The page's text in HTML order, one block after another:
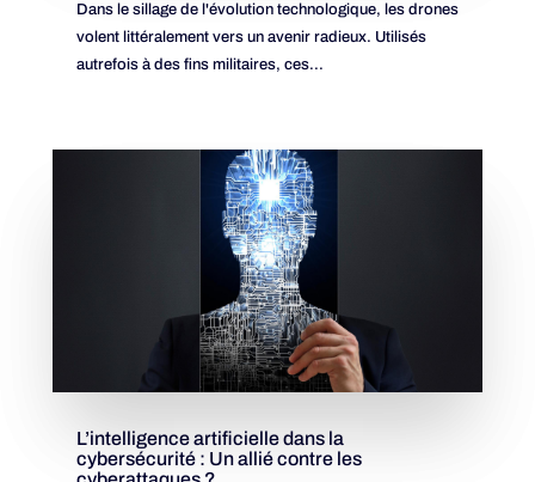
Dans le sillage de l'évolution technologique, les drones
volent littéralement vers un avenir radieux. Utilisés
autrefois à des fins militaires, ces...
L’intelligence artificielle dans la
cybersécurité : Un allié contre les